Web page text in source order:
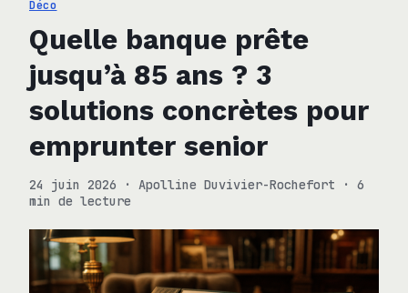
03 · Immobilier
04 · Finance
Déco
Quelle banque prête
jusqu’à 85 ans ? 3
solutions concrètes pour
emprunter senior
24 juin 2026 · Apolline Duvivier-Rochefort ·
6
min de lecture